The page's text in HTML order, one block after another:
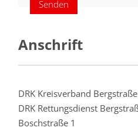
Anschrift
DRK Kreisverband
DRK Rettungsdienst
Boschstraße 1